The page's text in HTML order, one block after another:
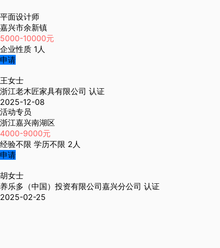
平面设计师
嘉兴市余新镇
5000-10000元
企业性质 1人
申请
王女士
浙江老木匠家具有限公司 认证
2025-12-08
活动专员
浙江嘉兴南湖区
4000-9000元
经验不限 学历不限 2人
申请
胡女士
养乐多（中国）投资有限公司嘉兴分公司 认证
2025-02-25